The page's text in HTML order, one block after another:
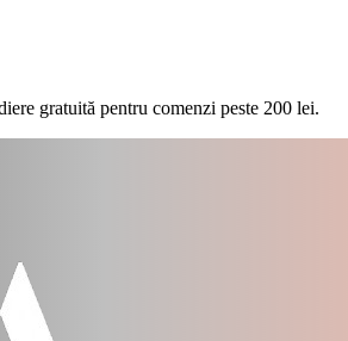
gratuită pentru comenzi peste 200 lei.